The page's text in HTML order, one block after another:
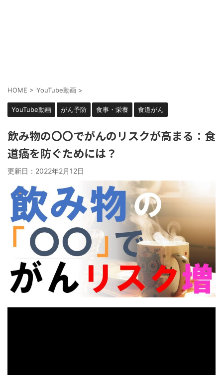
HOME > YouTube動画 >
YouTube動画 がん予防 食事・栄養 食道がん
飲み物の〇〇でがんのリスクが高まる：食
道癌を防ぐためには？
更新日： 2022年2月12日